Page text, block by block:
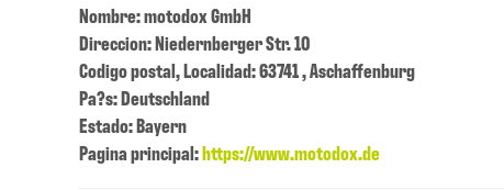
Nombre: motodox GmbH
Direccion: Niedernberger Str. 10
Codigo postal, Localidad: 63741 , Aschaffenburg
Pa?s: Deutschland
Estado: Bayern
Pagina principal:https://www.motodox.de